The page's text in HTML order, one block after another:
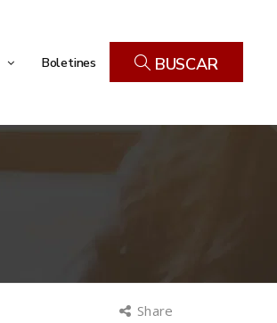
Boletines BUSCAR
Share